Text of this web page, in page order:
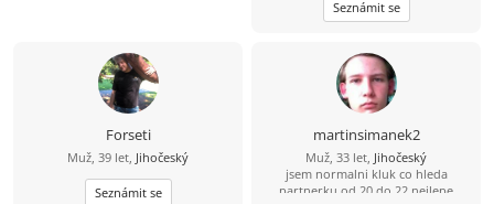
Seznámit se
Forseti
Muž, 39 let, Jihočeský
Seznámit se
martinsimanek2
Muž, 33 let, Jihočeský
jsem normalni kluk co hleda
partnerku od 20 do 22 nejlepe